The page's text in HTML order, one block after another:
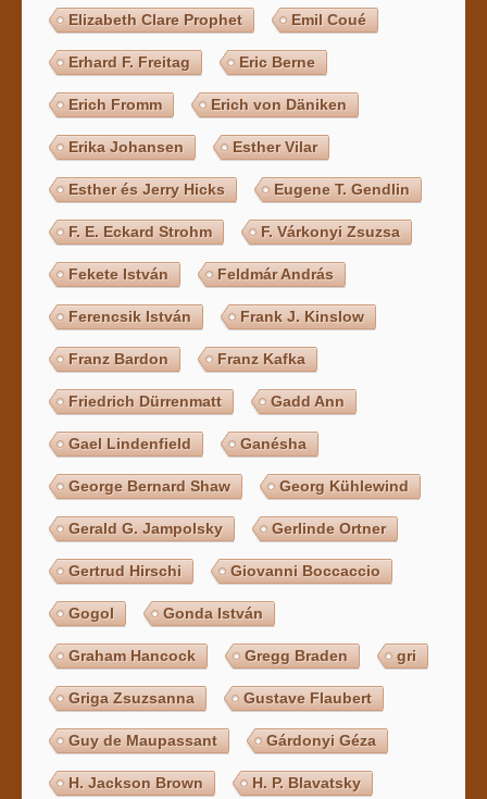
Elizabeth Clare Prophet Emil Coué
Erhard F. Freitag Eric Berne
Erich Fromm Erich von Däniken
Erika Johansen Esther Vilar
Esther és Jerry Hicks Eugene T. Gendlin
F. E. Eckard Strohm F. Várkonyi Zsuzsa
Fekete István Feldmár András
Ferencsik István Frank J. Kinslow
Franz Bardon Franz Kafka
Friedrich Dürrenmatt Gadd Ann
Gael Lindenfield Ganésha
George Bernard Shaw Georg Kühlewind
Gerald G. Jampolsky Gerlinde Ortner
Gertrud Hirschi Giovanni Boccaccio
Gogol Gonda István
Graham Hancock Gregg Braden gri
Griga Zsuzsanna Gustave Flaubert
Guy de Maupassant Gárdonyi Géza
H. Jackson Brown H. P. Blavatsky